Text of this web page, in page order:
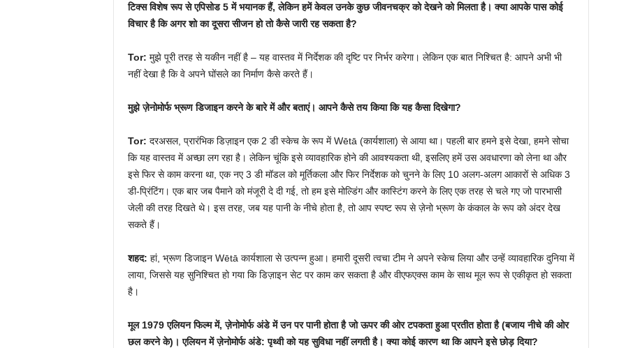
टिक्स विशेष रूप से एपिसोड 5 में भयानक हैं, लेकिन हमें केवल उनके कुछ जीवनचक्र को देखने को मिलता है। क्या आपके पास कोई
विचार है कि अगर शो का दूसरा सीजन हो तो कैसे जारी रह सकता है?
Tor: मुझे पूरी तरह से यकीन नहीं है – यह वास्तव में निर्देशक की दृष्टि पर निर्भर करेगा। लेकिन एक बात निश्चित है: आपने अभी भी
नहीं देखा है कि वे अपने घोंसले का निर्माण कैसे करते हैं।
मुझे ज़ेनोमोर्फ भ्रूण डिजाइन करने के बारे में और बताएं। आपने कैसे तय किया कि यह कैसा दिखेगा?
Tor: दरअसल, प्रारंभिक डिज़ाइन एक 2 डी स्केच के रूप में Wētā (कार्यशाला) से आया था। पहली बार हमने इसे देखा, हमने सोचा
कि यह वास्तव में अच्छा लग रहा है। लेकिन चूंकि इसे व्यावहारिक होने की आवश्यकता थी, इसलिए हमें उस अवधारणा को लेना था और
इसे फिर से काम करना था, एक नए 3 डी मॉडल को मूर्तिकला और फिर निर्देशक को चुनने के लिए 10 अलग-अलग आकारों से अधिक 3
डी-प्रिंटिंग। एक बार जब पैमाने को मंजूरी दे दी गई, तो हम इसे मोल्डिंग और कास्टिंग करने के लिए एक तरह से चले गए जो पारभासी
जेली की तरह दिखते थे। इस तरह, जब यह पानी के नीचे होता है, तो आप स्पष्ट रूप से ज़ेनो भ्रूण के कंकाल के रूप को अंदर देख
सकते हैं।
शहद: हां, भ्रूण डिजाइन Wētā कार्यशाला से उत्पन्न हुआ। हमारी दूसरी त्वचा टीम ने अपने स्केच लिया और उन्हें व्यावहारिक दुनिया में
लाया, जिससे यह सुनिश्चित हो गया कि डिज़ाइन सेट पर काम कर सकता है और वीएफएक्स काम के साथ मूल रूप से एकीकृत हो सकता
है।
मूल 1979 एलियन फिल्म में, ज़ेनोमोर्फ अंडे में उन पर पानी होता है जो ऊपर की ओर टपकता हुआ प्रतीत होता है (बजाय नीचे की ओर
छल करने के)। एलियन में ज़ेनोमोर्फ अंडे: पृथ्वी को यह सुविधा नहीं लगती है। क्या कोई कारण था कि आपने इसे छोड़ दिया?